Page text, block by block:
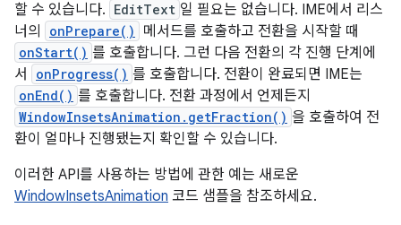
할 수 있습니다. EditText 일 필요는 없습니다. IME에서 리스
너의
onPrepare() 메서드를 호출하고 전환을 시작할 때
onStart() 를 호출합니다. 그런 다음 전환의 각 진행 단계에
서
onProgress() 를 호출합니다. 전환이 완료되면 IME는
onEnd() 를 호출합니다. 전환 과정에서 언제든지
WindowInsetsAnimation.getFraction() 을 호출하여 전
환이 얼마나 진행됐는지 확인할 수 있습니다.
이러한 API를 사용하는 방법에 관한 예는 새로운
WindowInsetsAnimation 코드 샘플을 참조하세요.